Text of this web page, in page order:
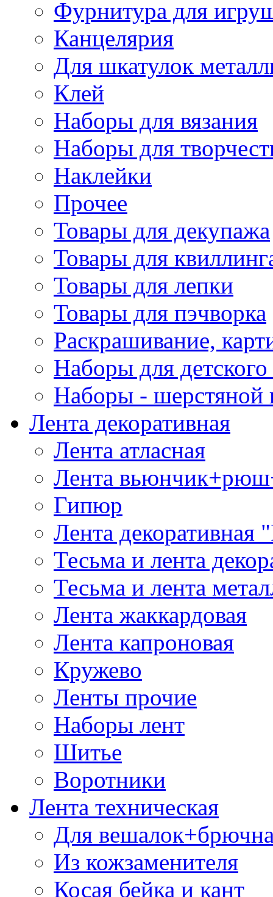
Фурнитура для
Канцелярия
Для шкатулок
Клей
Наборы для вязания
Наборы для
Наклейки
Прочее
Товары для декупажа
Товары для
Товары для лепки
Товары для пэчворка
Раскрашивание,
Наборы для
Наборы - шерстяной
Лента декоративная
Лента атласная
Лента
Гипюр
Лента декоративная
Тесьма и лента
Тесьма и лента
Лента жаккардовая
Лента капроновая
Кружево
Ленты прочие
Наборы лент
Шитье
Воротники
Лента техническая
Для
Из кожзаменителя
Косая бейка и кант